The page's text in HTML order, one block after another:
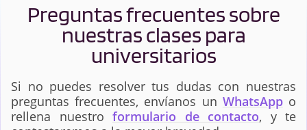
Preguntas frecuentes sobre
nuestras clases para
universitarios
Si no puedes resolver tus dudas con nuestras
preguntas frecuentes, envíanos un WhatsAppo
rellena nuestro formulario de contacto, y te